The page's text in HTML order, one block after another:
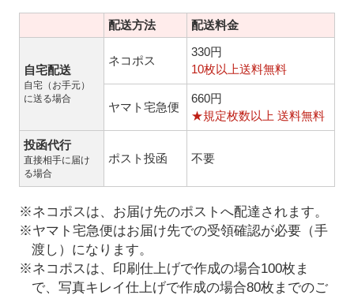
配送方法 配送料金
自宅配送
自宅（お手元）
に送る場合
ネコポス
330円
10枚以上送料無料
ヤマト宅急便
660円
★規定枚数以上 送料無料
投函代行
直接相手に届け
る場合
ポスト投函 不要
※ネコポスは、お届け先のポストへ配達されます。
※ヤマト宅急便はお届け先での受領確認が必要（手
渡し）になります。
※ネコポスは、印刷仕上げで作成の場合100枚ま
で、写真キレイ仕上げで作成の場合80枚までのご